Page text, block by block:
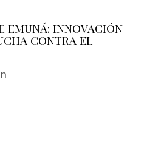
EMUNÁ: INNOVACIÓN
CONTRA EL